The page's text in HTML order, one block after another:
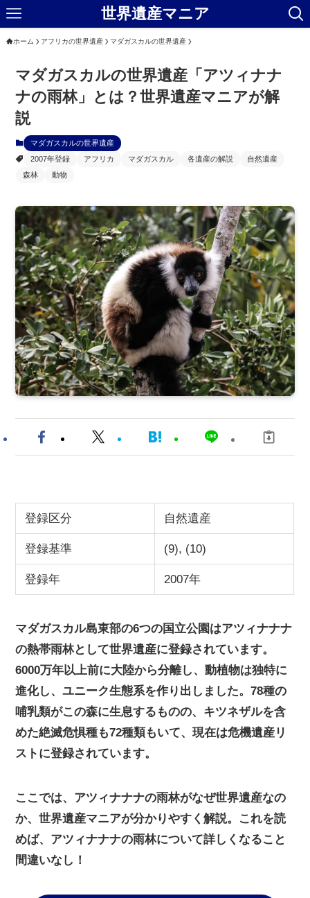
世界遺産マニア
ホーム アフリカの世界遺産 マダガスカルの世界遺産
マダガスカルの世界遺産「アツィナナ
ナの雨林」とは？世界遺産マニアが解
説
マダガスカルの世界遺産
2007年登録
アフリカ マダガスカル 各遺産の解説
自然遺産
森林
動物
登録区分 自然遺産
登録基準 (9), (10)
登録年 2007年
マダガスカル島東部の6つの国立公園はアツィナナナ
の熱帯雨林として世界遺産に登録されています。
6000万年以上前に大陸から分離し、動植物は独特に
進化し、ユニーク生態系を作り出しました。78種の
哺乳類がこの森に生息するものの、キツネザルを含
めた絶滅危惧種も72種類もいて、現在は危機遺産リ
ストに登録されています。
ここでは、アツィナナナの雨林がなぜ世界遺産なの
か、世界遺産マニアが分かりやすく解説。これを読
めば、アツィナナナの雨林について詳しくなること
間違いなし！